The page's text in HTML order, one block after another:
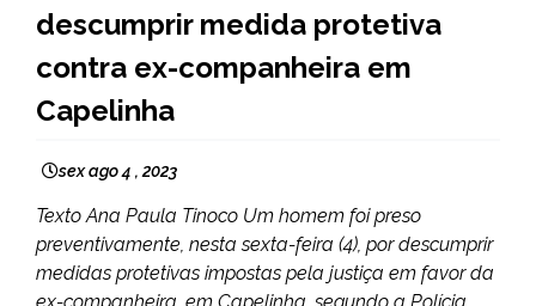
descumprir medida protetiva
contra ex-companheira em
Capelinha
sex ago 4 , 2023
Texto Ana Paula Tinoco Um homem foi preso
preventivamente, nesta sexta-feira (4), por descumprir
medidas protetivas impostas pela justiça em favor da
ex-companheira, em Capelinha, segundo a Polícia